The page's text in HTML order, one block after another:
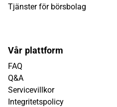
Tjänster för börsbolag
Vår plattform
FAQ
Q&A
Servicevillkor
Integritetspolicy